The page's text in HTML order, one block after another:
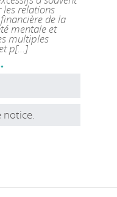
les relations
de la
mentale et
multiples
p[...]
notice.